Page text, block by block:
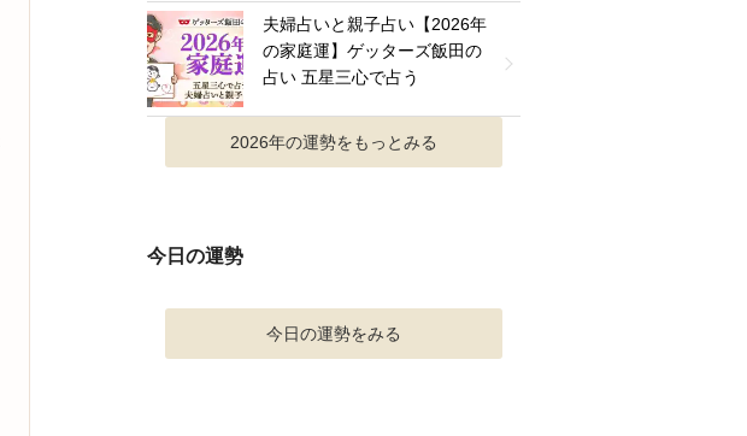
夫婦占いと親子占い【2026年
の家庭運】ゲッターズ飯田の
占い 五星三心で占う
2026年の運勢をもっとみる
今日の運勢
今日の運勢をみる